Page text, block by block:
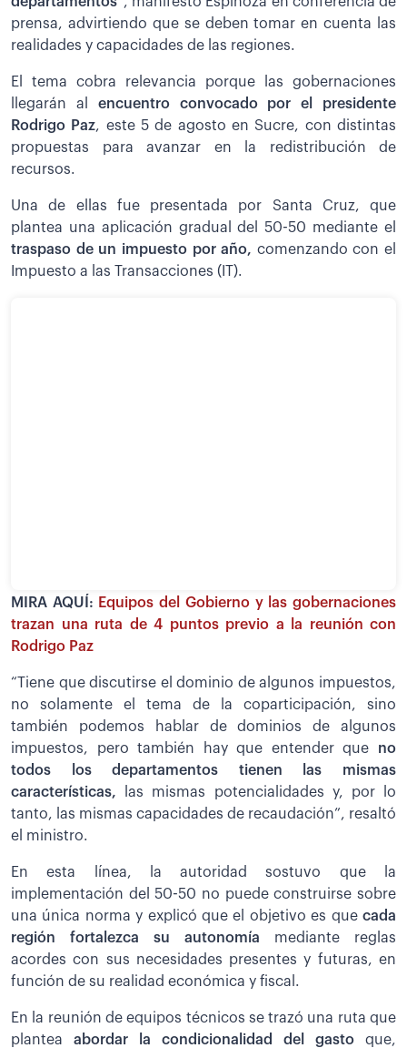
prensa, advirtiendo que se deben tomar en cuenta las
realidades y capacidades de las regiones.
El tema cobra relevancia porque las gobernaciones
llegarán al encuentro convocado por el presidente
Rodrigo Paz, este 5 de agosto en Sucre, con distintas
propuestas para avanzar en la redistribución de
recursos.
Una de ellas fue presentada por Santa Cruz, que
plantea una aplicación gradual del 50-50 mediante el
traspaso de un impuesto por año, comenzando con el
Impuesto a las Transacciones (IT).
MIRA AQUÍ: Equipos del Gobierno y las gobernaciones
trazan una ruta de 4 puntos previo a la reunión con
Rodrigo Paz
“Tiene que discutirse el dominio de algunos impuestos,
no solamente el tema de la coparticipación, sino
también podemos hablar de dominios de algunos
impuestos, pero también hay que entender que no
todos los departamentos tienen las mismas
características,
las mismas potencialidades y, por lo
tanto, las mismas capacidades de recaudación”, resaltó
el ministro.
En esta línea, la autoridad sostuvo que la
implementación del 50-50 no puede construirse sobre
una única norma y explicó que el objetivo es que cada
región fortalezca su autonomía mediante reglas
acordes con sus necesidades presentes y futuras, en
función de su realidad económica y fiscal.
En la reunión de equipos técnicos se trazó una ruta que
plantea abordar la condicionalidad del gasto que,